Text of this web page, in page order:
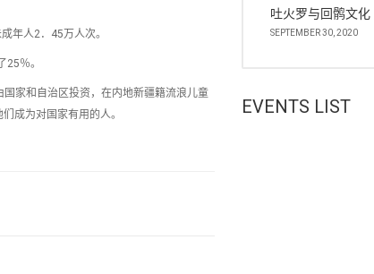
年人2．45万人次。
％。
家和自治区投资，在内地新疆籍流浪儿童
成为对国家有用的人。
吐火罗与回鹘文化
SEPTEMBER 30, 2020
EVENTS LIST